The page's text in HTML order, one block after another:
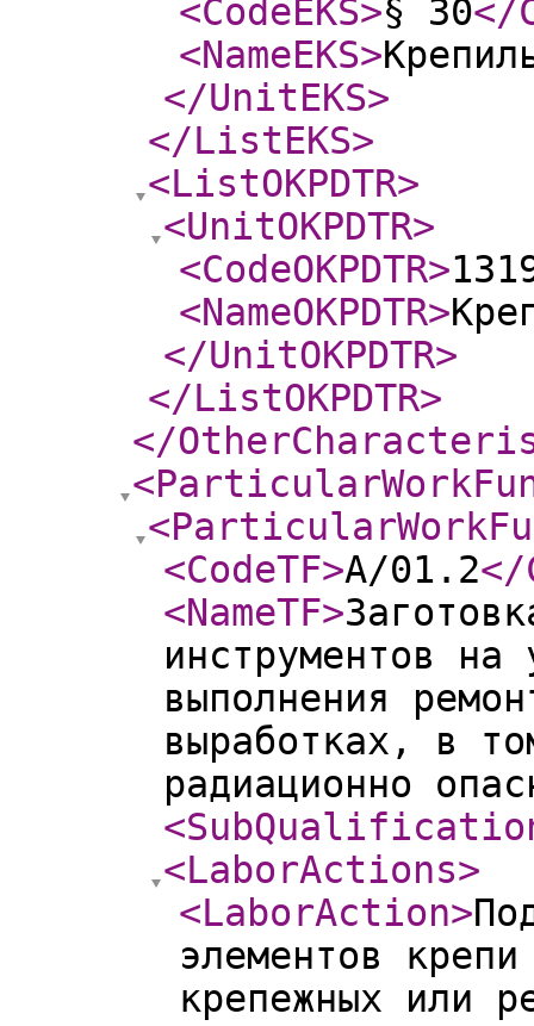
<CodeEKS>§ 30</
<NameEKS>
</UnitEKS>
</ListEKS>
<ListOKPDTR>
<UnitOKPDTR>
<CodeOKPDTR>
<NameOKPDTR>
</UnitOKPDTR>
</ListOKPDTR>
</
<CodeTF>A/01.2</
<NameTF>
инструментов на
выполнения
выработках, в
радиационно
<LaborActions>
<LaborAction>
элементов
крепежных или